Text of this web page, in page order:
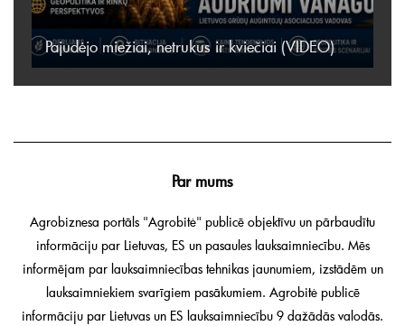
Pajudėjo miežiai, netrukus ir kviečiai (VIDEO)
Par mums
Agrobiznesa portāls "Agrobitė" publicē objektīvu un pārbaudītu
informāciju par Lietuvas, ES un pasaules lauksaimniecību. Mēs
informējam par lauksaimniecības tehnikas jaunumiem, izstādēm un
lauksaimniekiem svarīgiem pasākumiem. Agrobitė publicē
informāciju par Lietuvas un ES lauksaimniecību 9 dažādās valodās.